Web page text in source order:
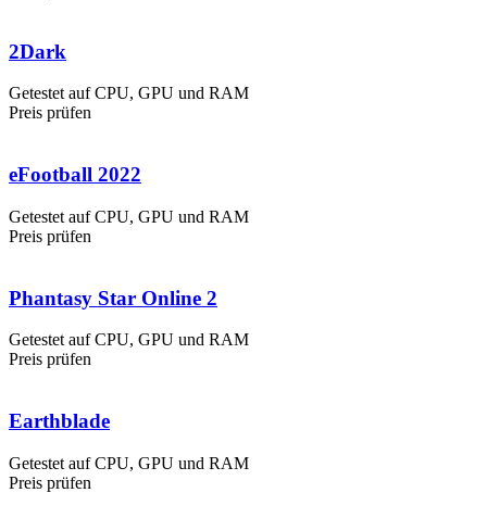
2Dark
Getestet auf CPU, GPU und RAM
Preis prüfen
eFootball 2022
Getestet auf CPU, GPU und RAM
Preis prüfen
Phantasy Star Online 2
Getestet auf CPU, GPU und RAM
Preis prüfen
Earthblade
Getestet auf CPU, GPU und RAM
Preis prüfen